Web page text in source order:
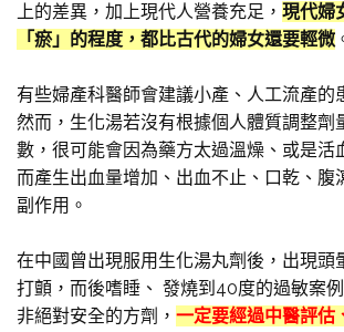
上的差異，加上現代人營養充足， 現代婦
「瘀」的程度，都比古代的婦女還要輕微
有些婦產科醫師會建議小產、人工流產的
然而，生化湯若沒有根據個人體質調整劑
數，很可能會因為藥方太過溫燥、或是活
而產生出血量增加、出血不止、口乾、腹
副作用。
在中國曾出現服用生化湯丸劑後，出現頭
打顫，而後嗜睡、 發燒到40度的過敏案
非絕對安全的方劑， 一定要經過中醫評估